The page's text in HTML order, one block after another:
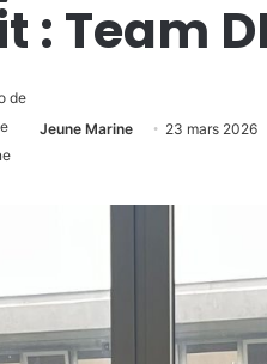
: Team
Jeune Marine 23 mars 2026